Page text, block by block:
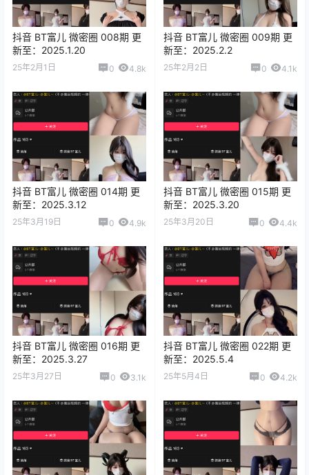
抖音 BT富儿 微密圈 008期 更
新至：2025.1.20
25年2月1日 0 4.8k
抖音 BT富儿 微密圈 009期 更
新至：2025.2.2
25年2月2日 0 4.1k
抖音 BT富儿 微密圈 014期 更
新至：2025.3.12
25年3月19日 0 4.9k
抖音 BT富儿 微密圈 015期 更
新至：2025.3.20
25年3月20日 0 4.4k
抖音 BT富儿 微密圈 016期 更
新至：2025.3.27
25年3月27日 0 3.1k
抖音 BT富儿 微密圈 022期 更
新至：2025.5.4
25年5月4日 0 4.2k